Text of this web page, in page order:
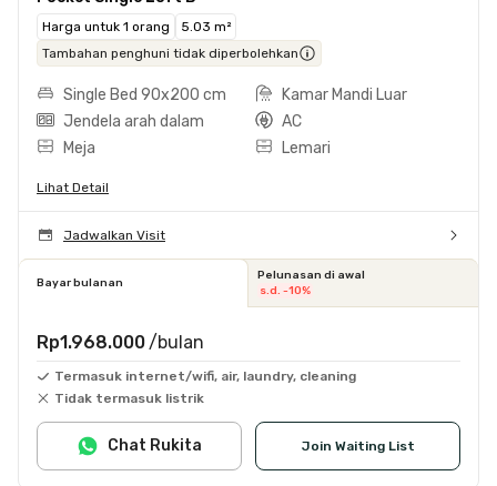
Harga untuk 1 orang
5.03 m²
Tambahan penghuni tidak diperbolehkan
Single Bed 90x200 cm
Kamar Mandi Luar
Jendela arah dalam
AC
Meja
Lemari
Lihat Detail
Jadwalkan Visit
Bayar bulanan
Pelunasan di awal
s.d. -10%
Rp1.968.000 /bulan
Termasuk internet/wifi, air, laundry, cleaning
Tidak termasuk listrik
Join Waiting List
Chat Rukita